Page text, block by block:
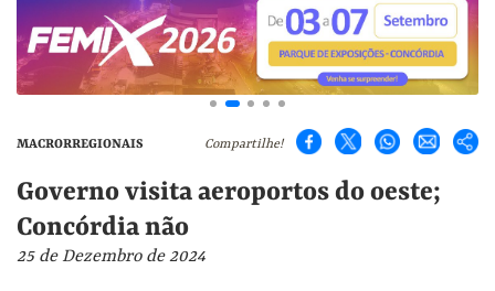
MACRORREGIONAIS Compartilhe!
Governo visita aeroportos do oeste;
Concórdia não
25 de Dezembro de 2024